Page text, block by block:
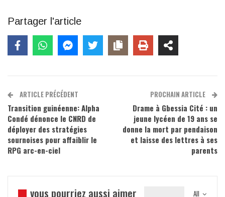
Partager l'article
ARTICLE PRÉCÉDENT
Transition guinéenne: Alpha
Condé dénonce le CNRD de
déployer des stratégies
sournoises pour affaiblir le
RPG arc-en-ciel
PROCHAIN ARTICLE
Drame à Gbessia Cité : un
jeune lycéen de 19 ans se
donne la mort par pendaison
et laisse des lettres à ses
parents
All
vous pourriez aussi aimer